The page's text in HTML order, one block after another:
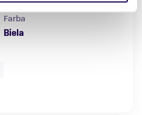
Mäkké
Farba
Biela